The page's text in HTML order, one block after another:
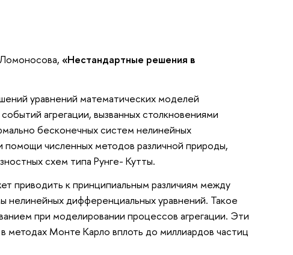
«Нестандартные решения в
уравнений математических моделей
агрегации, вызванных столкновениями
бесконечных систем нелинейных
численных методов различной природы,
схем типа Рунге- Кутты.
приводить к принципиальным различиям между
дифференциальных уравнений. Такое
при моделировании процессов агрегации. Эти
Монте Карло вплоть до миллиардов частиц